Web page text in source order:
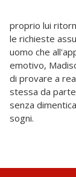
sogni.